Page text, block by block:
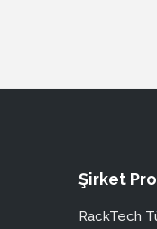
Şirket
RackTech